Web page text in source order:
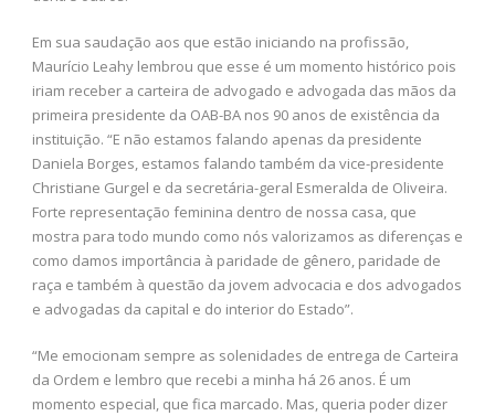
Em sua saudação aos que estão iniciando na profissão,
Maurício Leahy lembrou que esse é um momento histórico pois
iriam receber a carteira de advogado e advogada das mãos da
primeira presidente da OAB-BA nos 90 anos de existência da
instituição. “E não estamos falando apenas da presidente
Daniela Borges, estamos falando também da vice-presidente
Christiane Gurgel e da secretária-geral Esmeralda de Oliveira.
Forte representação feminina dentro de nossa casa, que
mostra para todo mundo como nós valorizamos as diferenças e
como damos importância à paridade de gênero, paridade de
raça e também à questão da jovem advocacia e dos advogados
e advogadas da capital e do interior do Estado”.
“Me emocionam sempre as solenidades de entrega de Carteira
da Ordem e lembro que recebi a minha há 26 anos. É um
momento especial, que fica marcado. Mas, queria poder dizer